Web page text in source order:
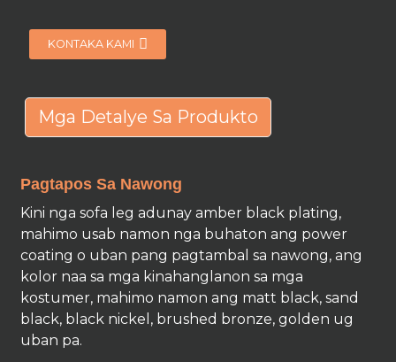
KONTAKA KAMI
Mga Detalye Sa Produkto
Pagtapos Sa Nawong
Kini nga sofa leg adunay amber black plating,
mahimo usab namon nga buhaton ang power
coating o uban pang pagtambal sa nawong, ang
kolor naa sa mga kinahanglanon sa mga
kostumer, mahimo namon ang matt black, sand
black, black nickel, brushed bronze, golden ug
uban pa.